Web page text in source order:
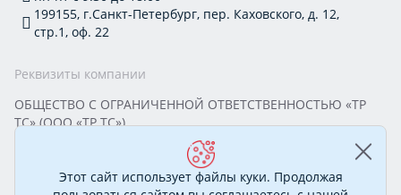
199155, г.Санкт-Петербург, пер. Каховского, д. 12,
стр.1, оф. 22
Реквизиты компании
ОБЩЕСТВО С ОГРАНИЧЕННОЙ ОТВЕТСТВЕННОСТЬЮ «ТР
ТС» (ООО «ТР ТС»)
Юридический адрес: 199155, г. Санкт-Петербург, пер.
Каховского, д. 12, стр. 1, помещение 22-Н
ИНН 7813295032 КПП 780101001 ОГРН 1177847388894
Этот сайт использует файлы куки. Продолжая